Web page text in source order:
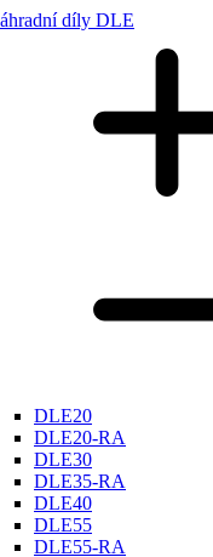
díly DLE
DLE20
DLE20-RA
DLE30
DLE35-RA
DLE40
DLE55
DLE55-RA